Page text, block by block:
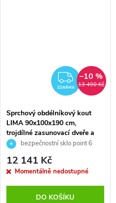
ZDARMA
ZDARMA 13 490 Kč
–10 %
Sprchový obdélníkový kout
LIMA 90x100x190 cm,
trojdílné zasunovací dveře a
pevný dílbezpečnostní sklo point 6
mm
12 141 Kč
Momentálně nedostupné
DO KOŠÍKU